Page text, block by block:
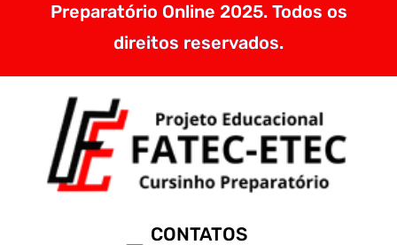
Preparatório Online 2025. Todos os
direitos reservados.
CONTATOS